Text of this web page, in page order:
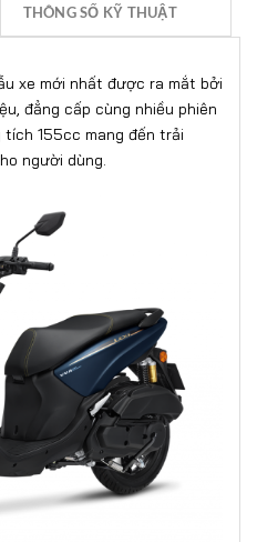
THÔNG SỐ KỸ THUẬT
xe mới nhất được ra mắt bởi
đẳng cấp cùng nhiều phiên
155cc mang đến trải
người dùng.